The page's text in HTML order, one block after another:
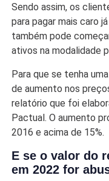
Sendo assim, os
para pagar mais caro
também pode
ativos na modalidade
Para que se tenha
de aumento nos
relatório que foi
Pactual. O aumento
2016 e acima de 15%.
E se o valor do
em 2022 for